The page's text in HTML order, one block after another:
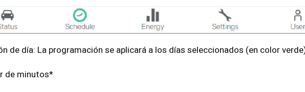
de día: La programación se aplicará a los días seleccionados (en color
de minutos*